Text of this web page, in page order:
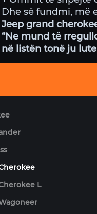
Dhe së fundmi, më
Jeep grand
“Ne mund të
në listën tonë ju
L